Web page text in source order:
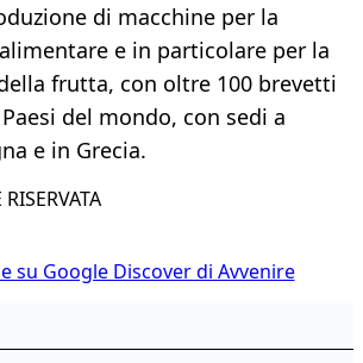
di macchine per la
e in particolare per la
frutta, con oltre 100 brevetti
del mondo, con sedi a
e in Grecia.
su Google Discover di Avvenire